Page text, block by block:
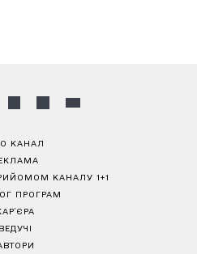
КАНАЛ
КАНАЛУ 1+1
ПРОГРАМ
ВЕДУЧІ